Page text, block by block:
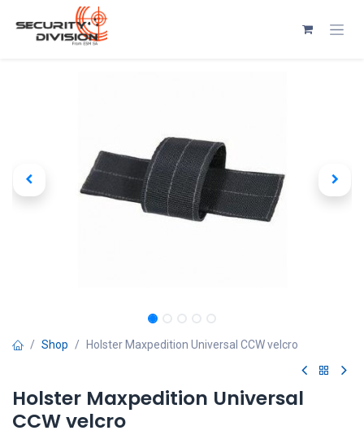
Se rendre au contenu
Shop Holster Maxpedition Universal CCW velcro
Holster Maxpedition Universal
CCW velcro